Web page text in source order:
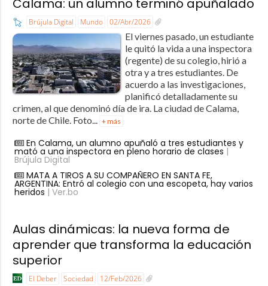
Calama: un alumno terminó apuñalado
Brújula Digital Mundo 02/Abr/2026
El viernes pasado, un estudiante
le quitó la vida a una inspectora
(regente) de su colegio, hirió a
otra y a tres estudiantes. De
acuerdo a las investigaciones,
planificó detalladamente su
crimen, al que denominó día de ira. La ciudad de Calama,
norte de Chile. Foto...
+ más
En Calama, un alumno apuñaló a tres estudiantes y
mató a una inspectora en pleno horario de clases |
Brújula Digital
MATA A TIROS A SU COMPAÑERO EN SANTA FE,
ARGENTINA: Entró al colegio con una escopeta, hay varios
heridos | Ver.bo
Aulas dinámicas: la nueva forma de
aprender que transforma la educación
superior
El Deber Sociedad 12/Feb/2026